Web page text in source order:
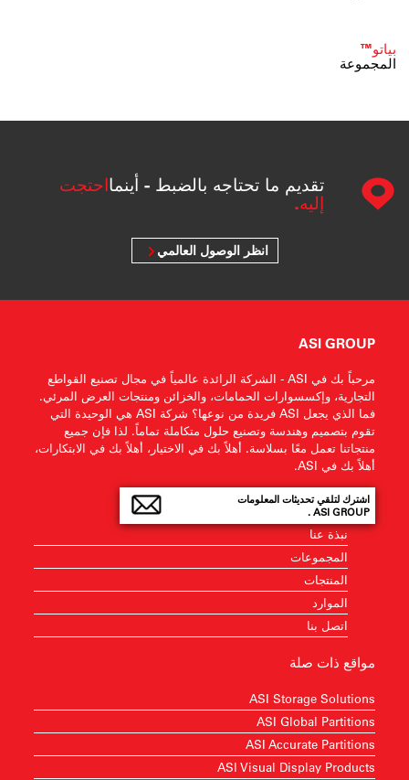
بياتو™
المجموعة
تقديم ما تحتاجه بالضبط - أينمااحتجت
إليه.
انظر الوصول العالمي
ASI GROUP
مرحباً بك في ASI - الشركة الرائدة عالمياً في مجال تصنيع القواطع
التجارية، وإكسسوارات الحمامات، والخزائن ومنتجات العرض المرئي.
فما الذي يجعل ASI فريدة من نوعها؟ شركة ASI هي الوحيدة التي
تقوم بتصميم وهندسة وتصنيع حلول متكاملة تماماً. لذا فإن جميع
منتجاتنا تعمل معًا بسلاسة. أهلاً بك في الاختيار، أهلاً بك في الابتكارات،
أهلاً بك في ASI.
اشترك لتلقي تحديثات المعلومات
ASI GROUP .
نبذة عنا
المجموعات
المنتجات
الموارد
اتصل بنا
مواقع ذات صلة
ASI Storage Solutions
ASI Global Partitions
ASI Accurate Partitions
ASI Visual Display Products